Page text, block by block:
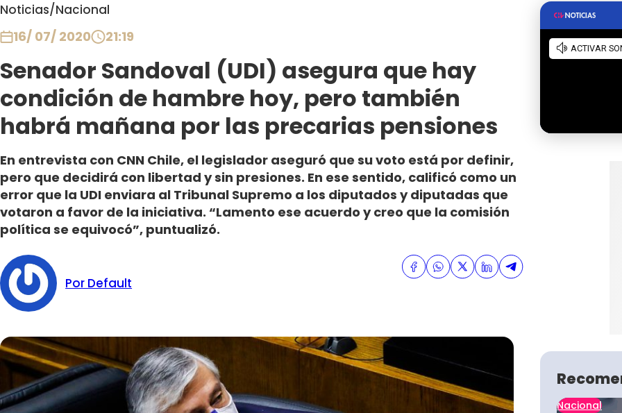
Noticias/Nacional
16/ 07/ 2020 21:19
Senador Sandoval (UDI) asegura que hay
condición de hambre hoy, pero también
habrá mañana por las precarias pensiones
En entrevista con CNN Chile, el legislador aseguró que su voto está por definir,
pero que decidirá con libertad y sin presiones. En ese sentido, calificó como un
error que la UDI enviara al Tribunal Supremo a los diputados y diputadas que
votaron a favor de la iniciativa. “Lamento ese acuerdo y creo que la comisión
política se equivocó”, puntualizó.
Por Default
Nacional